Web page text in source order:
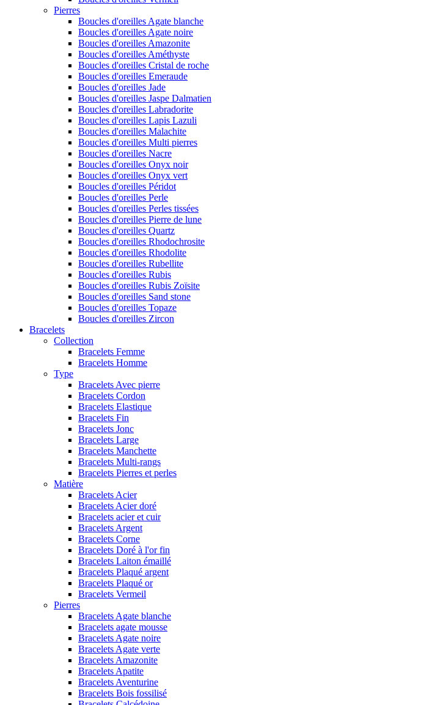
Pierres
Boucles d'oreilles Agate blanche
Boucles d'oreilles Agate noire
Boucles d'oreilles Amazonite
Boucles d'oreilles Améthyste
Boucles d'oreilles Cristal de roche
Boucles d'oreilles Emeraude
Boucles d'oreilles Jade
Boucles d'oreilles Jaspe Dalmatien
Boucles d'oreilles Labradorite
Boucles d'oreilles Lapis Lazuli
Boucles d'oreilles Malachite
Boucles d'oreilles Multi pierres
Boucles d'oreilles Nacre
Boucles d'oreilles Onyx noir
Boucles d'oreilles Onyx vert
Boucles d'oreilles Péridot
Boucles d'oreilles Perle
Boucles d'oreilles Perles tissées
Boucles d'oreilles Pierre de lune
Boucles d'oreilles Quartz
Boucles d'oreilles Rhodochrosite
Boucles d'oreilles Rhodolite
Boucles d'oreilles Rubellite
Boucles d'oreilles Rubis
Boucles d'oreilles Rubis Zoïsite
Boucles d'oreilles Sand stone
Boucles d'oreilles Topaze
Boucles d'oreilles Zircon
Bracelets
Collection
Bracelets Femme
Bracelets Homme
Type
Bracelets Avec pierre
Bracelets Cordon
Bracelets Elastique
Bracelets Fin
Bracelets Jonc
Bracelets Large
Bracelets Manchette
Bracelets Multi-rangs
Bracelets Pierres et perles
Matière
Bracelets Acier
Bracelets Acier doré
Bracelets acier et cuir
Bracelets Argent
Bracelets Corne
Bracelets Doré à l'or fin
Bracelets Laiton émaillé
Bracelets Plaqué argent
Bracelets Plaqué or
Bracelets Vermeil
Pierres
Bracelets Agate blanche
Bracelets agate mousse
Bracelets Agate noire
Bracelets Agate verte
Bracelets Amazonite
Bracelets Apatite
Bracelets Aventurine
Bracelets Bois fossilisé